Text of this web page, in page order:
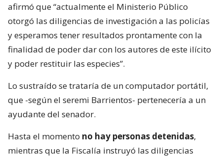
afirmó que “actualmente el Ministerio Público
otorgó las diligencias de investigación a las policías
y esperamos tener resultados prontamente con la
finalidad de poder dar con los autores de este ilícito
y poder restituir las especies”.
Lo sustraído se trataría de un computador portátil,
que -según el seremi Barrientos- pertenecería a un
ayudante del senador.
Hasta el momento no hay personas detenidas,
mientras que la Fiscalía instruyó las diligencias